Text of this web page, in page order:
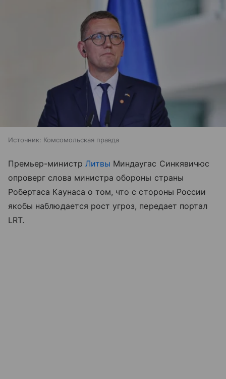
Источник: Комсомольская правда
Премьер-министр Литвы Миндаугас Синкявичюс
опроверг слова министра обороны страны
Робертаса Каунаса о том, что с стороны России
якобы наблюдается рост угроз, передает портал
LRT.